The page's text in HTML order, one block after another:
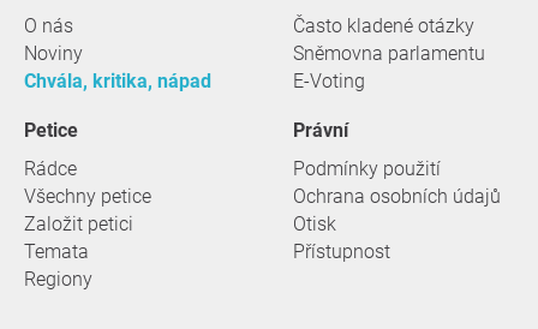
O nás
Noviny
Chvála, kritika, nápad
Často kladené otázky
Sněmovna parlamentu
E-Voting
Petice
Rádce
Všechny petice
Založit petici
Temata
Regiony
Právní
Podmínky použití
Ochrana osobních údajů
Otisk
Přístupnost